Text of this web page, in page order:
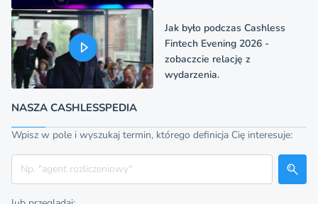
Jak było podczas Cashless
Fintech Evening 2026 -
zobaczcie relację z
wydarzenia.
NASZA CASHLESSPEDIA
Wpisz w pole i wyszukaj termin, którego definicja Cię interesuje:
Szukaj